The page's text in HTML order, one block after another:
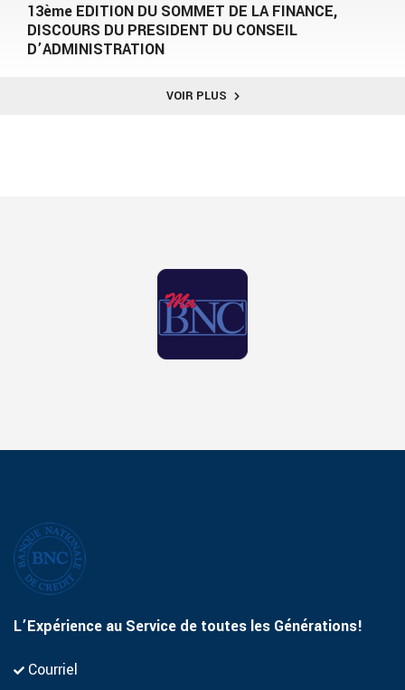
13ème EDITION DU SOMMET DE LA FINANCE,
DISCOURS DU PRESIDENT DU CONSEIL
D’ADMINISTRATION
VOIR PLUS
L’Expérience au Service de toutes les Générations!
Courriel